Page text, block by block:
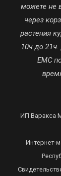
можете не
через
растения
10ч до
ЕМС
ИП Варакса
Интернет-